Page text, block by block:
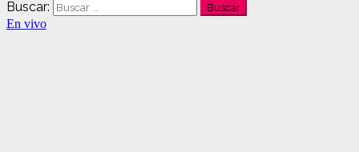
Buscar:
En vivo